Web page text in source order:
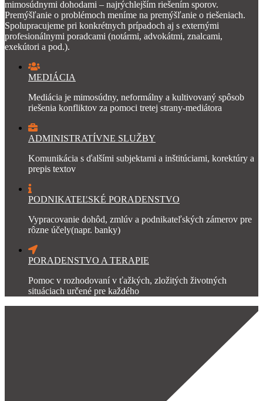
mimosúdnymi dohodami – najrýchlejším riešením sporov.
Premýšľanie o problémoch meníme na premýšľanie o riešeniach.
Spolupracujeme pri konkrétnych prípadoch aj s externými
profesionálnymi poradcami (notármi, advokátmi, znalcami,
exekútori a pod.).
MEDIÁCIA
Mediácia je mimosúdny, neformálny a kultivovaný spôsob
riešenia konfliktov za pomoci tretej strany-mediátora
ADMINISTRATÍVNE SLUŽBY
Komunikácia s ďalšími subjektami a inštitúciami, korektúry a
prepis textov
PODNIKATEĽSKÉ PORADENSTVO
Vypracovanie dohôd, zmlúv a podnikateľských zámerov pre
rôzne účely(napr. banky)
PORADENSTVO A TERAPIE
Pomoc v rozhodovaní v ťažkých, zložitých životných
situáciach určené pre každého